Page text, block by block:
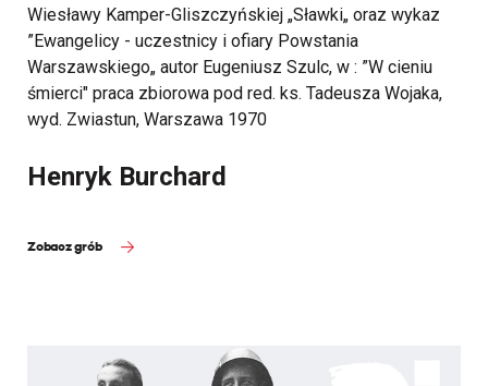
Wiesławy Kamper-Gliszczyńskiej „Sławki„ oraz wykaz
”Ewangelicy - uczestnicy i ofiary Powstania
Warszawskiego„ autor Eugeniusz Szulc, w : ”W cieniu
śmierci" praca zbiorowa pod red. ks. Tadeusza Wojaka,
wyd. Zwiastun, Warszawa 1970
Henryk Burchard
Zobacz grób